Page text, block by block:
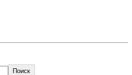
Поиск